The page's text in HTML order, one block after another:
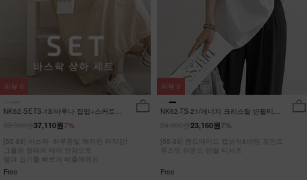
NK62-SETS-13/바루나 집업+스커트
7%
37,110원
[55-88] 바스락- 하루종일 쾌적한 터치감!
그물망 형태의 메쉬 안감으로
땀과 습기를 빠르게 배출해줘요
Free
리뷰 0
NK62-TS-21/에너지 크리스탈 반팔티
7%
23,160원
[55-99] 핸드메이드 캡보석&비딩 포인트
루즈핏 라운드 반팔 티셔츠
Free
리뷰 0